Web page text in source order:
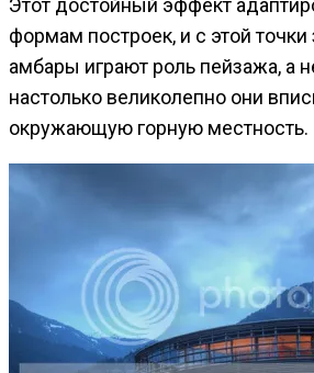
Этот достойный эффект
формам построек, и с этой
амбары играют роль пейзажа, а
настолько великолепно они
окружающую горную местность.